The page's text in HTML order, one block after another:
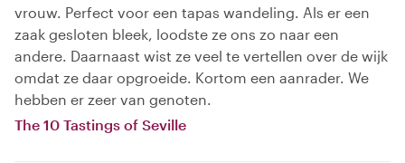
vrouw. Perfect voor een tapas wandeling. Als er een
zaak gesloten bleek, loodste ze ons zo naar een
andere. Daarnaast wist ze veel te vertellen over de wijk
omdat ze daar opgroeide. Kortom een aanrader. We
hebben er zeer van genoten.
The 10 Tastings of Seville